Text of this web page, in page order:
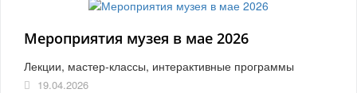
Мероприятия музея в мае 2026
Лекции, мастер-классы, интерактивные программы
19.04.2026